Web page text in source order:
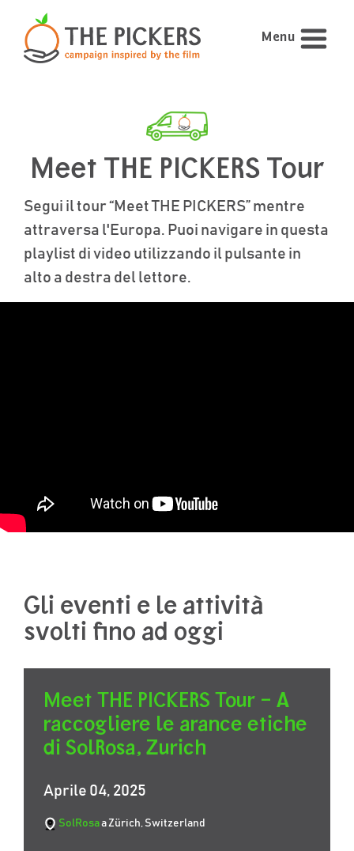
Menu
Meet THE PICKERS Tour
Segui il tour “Meet THE PICKERS” mentre
attraversa l'Europa. Puoi navigare in questa
playlist di video utilizzando il pulsante in
alto a destra del lettore.
Gli eventi e le attività
svolti fino ad oggi
Meet THE PICKERS Tour – A
raccogliere le arance etiche
di SolRosa, Zurich
Aprile 04, 2025
SolRosaa Zürich, Switzerland